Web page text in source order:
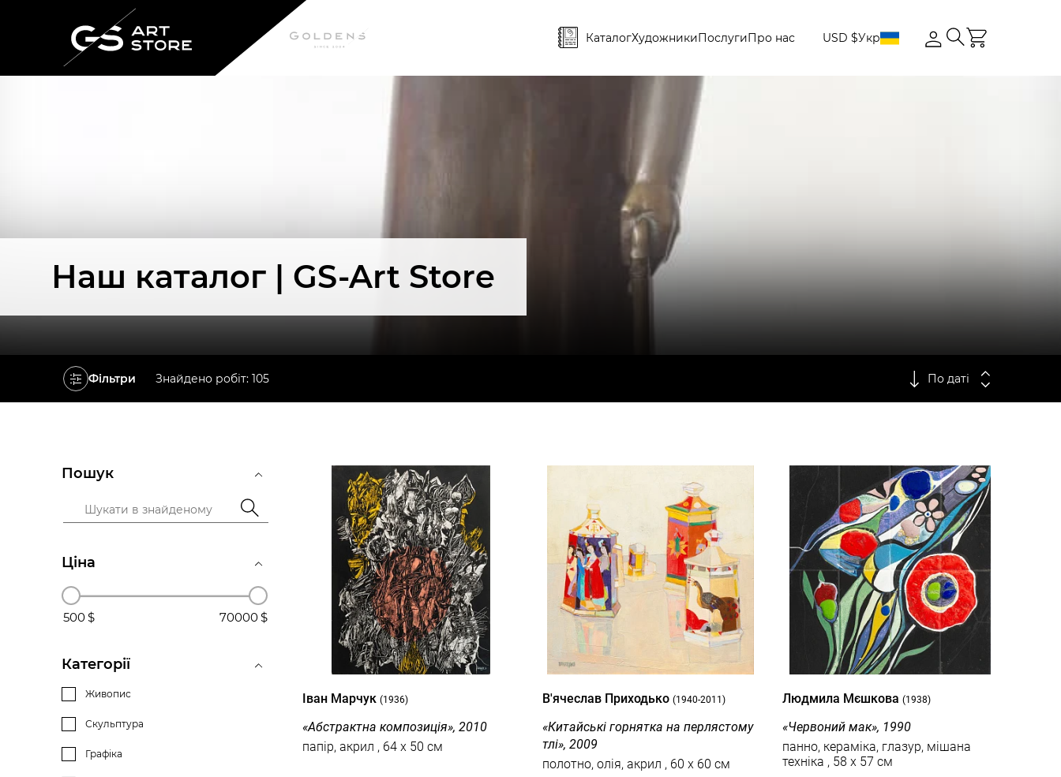
КаталогХудожникиПослугиПро нас USD $Укр
Наш каталог | GS-Art Store
Фільтри Знайдено робіт: 105 По даті
Пошук
Ціна
500 70000
Категорії
Живопис
Скульптура
Графіка
Іван Марчук(1936)
«Абстрактна композиція», 2010
папір, акрил , 64 x 50 см
В'ячеслав Приходько(1940-2011)
«Китайські горнятка на перлястому
тлі», 2009
полотно, олія, акрил , 60 x 60 см
Людмила Мєшкова (1938)
«Червоний мак», 1990
панно, кераміка, глазур, мішана
техніка , 58 x 57 см